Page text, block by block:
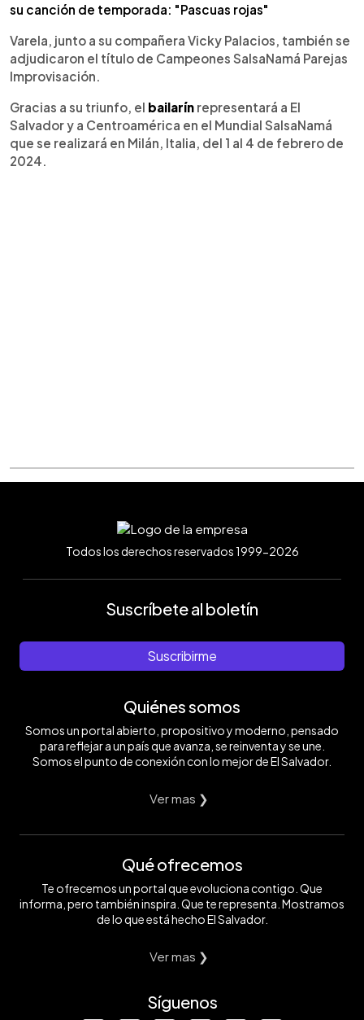
su canción de temporada: "Pascuas rojas"
Varela, junto a su compañera Vicky Palacios, también se
adjudicaron el título de Campeones SalsaNamá Parejas
Improvisación.
Gracias a su triunfo, el bailarín representará a El
Salvador y a Centroamérica en el Mundial SalsaNamá
que se realizará en Milán, Italia, del 1 al 4 de febrero de
2024.
Todos los derechos reservados 1999-2026
Suscríbete al boletín
Suscribirme
Quiénes somos
Somos un portal abierto, propositivo y moderno, pensado
para reflejar a un país que avanza, se reinventa y se une.
Somos el punto de conexión con lo mejor de El Salvador.
Ver mas ❯
Qué ofrecemos
Te ofrecemos un portal que evoluciona contigo. Que
informa, pero también inspira. Que te representa. Mostramos
de lo que está hecho El Salvador.
Ver mas ❯
Síguenos